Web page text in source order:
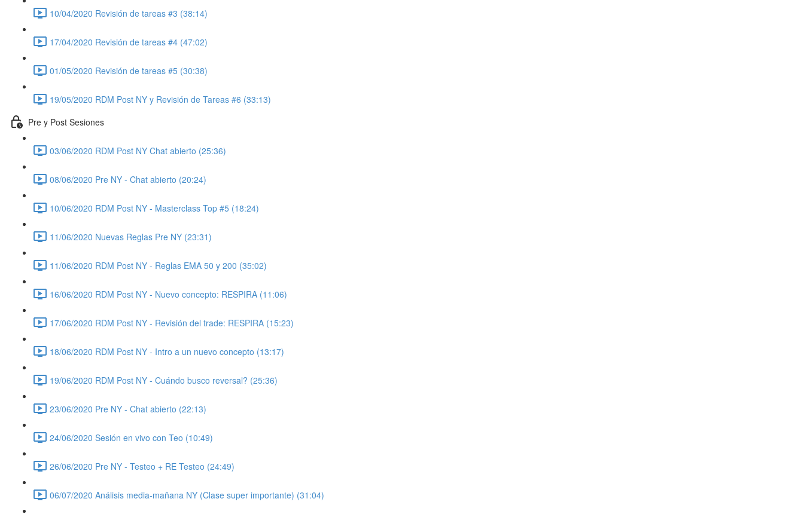
10/04/2020 Revisión de tareas #3 (38:14)
17/04/2020 Revisión de tareas #4 (47:02)
01/05/2020 Revisión de tareas #5 (30:38)
19/05/2020 RDM Post NY y Revisión de Tareas #6 (33:13)
Pre y Post Sesiones
03/06/2020 RDM Post NY Chat abierto (25:36)
08/06/2020 Pre NY - Chat abierto (20:24)
10/06/2020 RDM Post NY - Masterclass Top #5 (18:24)
11/06/2020 Nuevas Reglas Pre NY (23:31)
11/06/2020 RDM Post NY - Reglas EMA 50 y 200 (35:02)
16/06/2020 RDM Post NY - Nuevo concepto: RESPIRA (11:06)
17/06/2020 RDM Post NY - Revisión del trade: RESPIRA (15:23)
18/06/2020 RDM Post NY - Intro a un nuevo concepto (13:17)
19/06/2020 RDM Post NY - Cuándo busco reversal? (25:36)
23/06/2020 Pre NY - Chat abierto (22:13)
24/06/2020 Sesión en vivo con Teo (10:49)
26/06/2020 Pre NY - Testeo + RE Testeo (24:49)
06/07/2020 Análisis media-mañana NY (Clase super importante) (31:04)